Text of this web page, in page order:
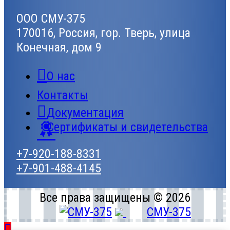
ООО СМУ-375
170016, Россия, гор. Тверь, улица
Конечная, дом 9
О нас
Контакты
Документация
Сертификаты и свидетельства
+7-920-188-8331
+7-901-488-4145
Все права защищены © 2026
СМУ-375